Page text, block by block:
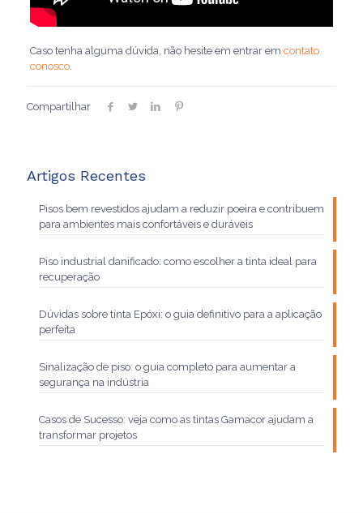
Caso tenha alguma dúvida, não hesite em entrar em contato
conosco.
Compartilhar
Artigos Recentes
Pisos bem revestidos ajudam a reduzir poeira e contribuem
para ambientes mais confortáveis e duráveis
Piso industrial danificado: como escolher a tinta ideal para
recuperação
Dúvidas sobre tinta Epóxi: o guia definitivo para a aplicação
perfeita
Sinalização de piso: o guia completo para aumentar a
segurança na indústria
Casos de Sucesso: veja como as tintas Gamacor ajudam a
transformar projetos